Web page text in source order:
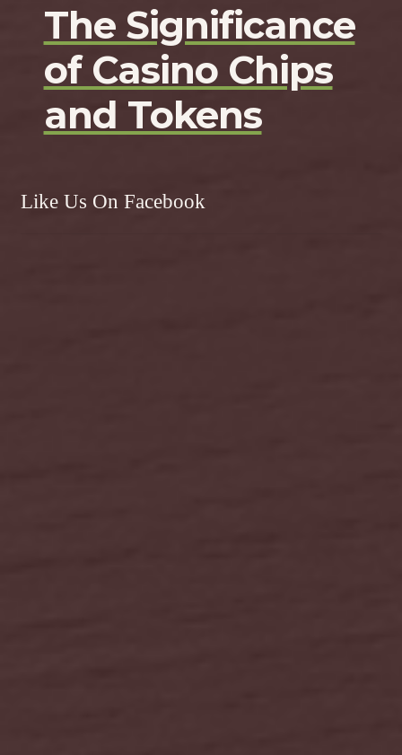
The Significance
of Casino Chips
and Tokens
Like Us On Facebook